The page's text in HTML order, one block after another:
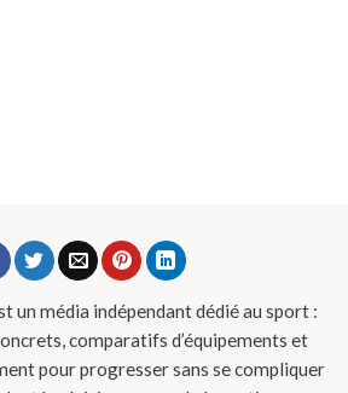
un média indépendant dédié au sport :
comparatifs d’équipements et
pour progresser sans se compliquer